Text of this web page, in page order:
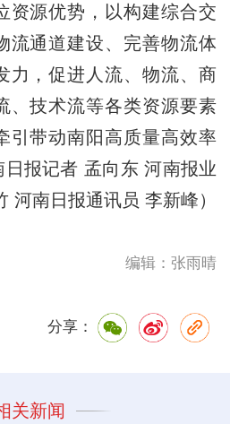
资源优势，以构建综合交
流通道建设、完善物流体
力，促进人流、物流、商
、技术流等各类资源要素
引带动南阳高质量高效率
报记者 孟向东 河南报业
河南日报通讯员 李新峰）
编辑：张雨晴
分享：
关新闻